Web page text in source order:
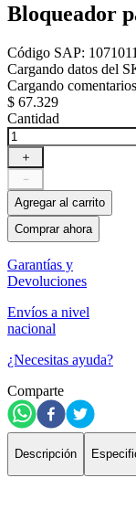
Bloqueador
Código SAP:
Cargando datos del
Cargando
$ 67.329
Cantidad
＋
－
Agregar al carrito
Comprar ahora
Garantías y
Devoluciones
Envíos a nivel
nacional
¿Necesitas ayuda?
Comparte
Descripción